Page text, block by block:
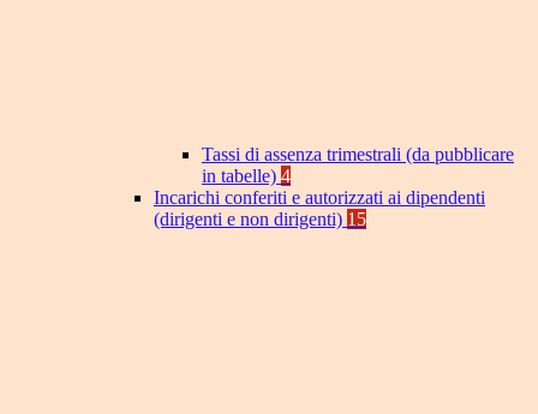
Tassi di assenza trimestrali (da pubblicare
in tabelle) 4
Incarichi conferiti e autorizzati ai dipendenti
(dirigenti e non dirigenti) 15